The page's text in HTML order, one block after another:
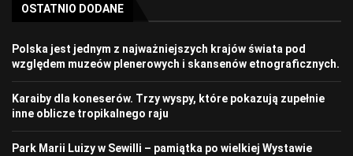
OSTATNIO DODANE
Polska jest jednym z najważniejszych krajów świata pod
względem muzeów plenerowych i skansenów etnograficznych.
Karaiby dla koneserów. Trzy wyspy, które pokazują zupełnie
inne oblicze tropikalnego raju
Park Marii Luizy w Sewilli – pamiątka po wielkiej Wystawie